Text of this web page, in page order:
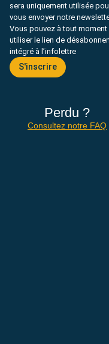
sera uniquement utilisée
vous envoyer notre
Vous pouvez à tout moment
utiliser le lien de
intégré à l’infolettre
S'inscrire
Perdu ?
Consultez notre FAQ